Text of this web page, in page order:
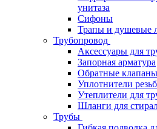
унитаза
Сифоны
Трапы и душевые
Трубопровод
Аксессуары для
Запорная арматура
Обратные клапаны
Уплотнители
Утеплители для
Шланги для
Трубы